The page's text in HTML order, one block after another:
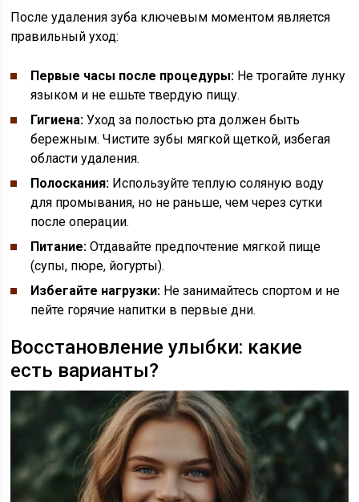
После удаления зуба ключевым моментом является
правильный уход:
Первые часы после процедуры: Не трогайте лунку
языком и не ешьте твердую пищу.
Гигиена: Уход за полостью рта должен быть
бережным. Чистите зубы мягкой щеткой, избегая
области удаления.
Полоскания: Используйте теплую соляную воду
для промывания, но не раньше, чем через сутки
после операции.
Питание: Отдавайте предпочтение мягкой пище
(супы, пюре, йогурты).
Избегайте нагрузки: Не занимайтесь спортом и не
пейте горячие напитки в первые дни.
Восстановление улыбки: какие
есть варианты?